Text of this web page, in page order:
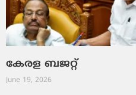
കേരള ബജറ്റ്
June 19, 2026